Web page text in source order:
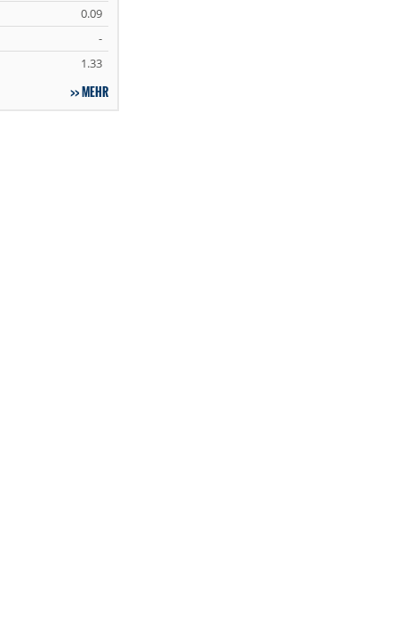
0.09
-
1.33
MEHR